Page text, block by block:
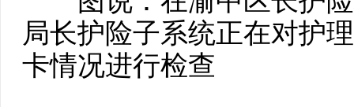
局长护险子系统正在对护
卡情况进行检查